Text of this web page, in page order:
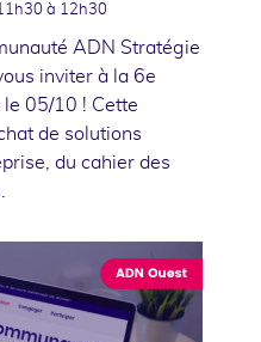
à 12h30
ADN Stratégie
inviter à la 6e
le 05/10 ! Cette
de solutions
du cahier des